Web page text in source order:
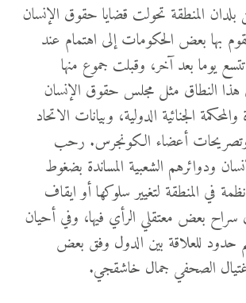
المنطقة تحولت قضايا حقوق الإنسان
بها بعض الحكومات إلى اهتمام عند
يوما بعد آخر، وقبلت جموع منها
هذا النطاق مثل مجلس حقوق الإنسان
الجنائية الدولية، وبيانات الاتحاد
وتصريحات أعضاء الكونجرس. رحب
ودوائرهم الشعبية المساندة بضغوط
في المنطقة لتغيير سلوكها أو ايقاف
سراح بعض معتقلي الرأي فيها، وفي أحيان
حدود للعلاقة بين الدول وفق بعض
الصحفي جمال خاشقجي.